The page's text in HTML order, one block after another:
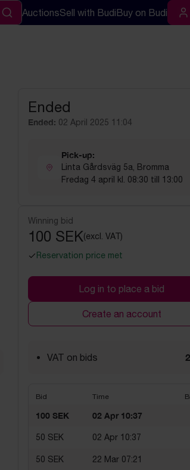
Search
AuctionsSell with BudiBuy on Budi
Ended
Ended: 02 April 2025 11:04
Pick-up:
Linta Gårdsväg 5a, Bromma
Fredag 4 april kl. 08:30 till 13:00
Winning bid
100 SEK(excl. VAT)
Reservation price met
Log in to place a bid
Create an account
VAT on bids
Bid Time
100 SEK 02 Apr 10:37
50 SEK 02 Apr 10:37
50 SEK 22 Mar 07:21